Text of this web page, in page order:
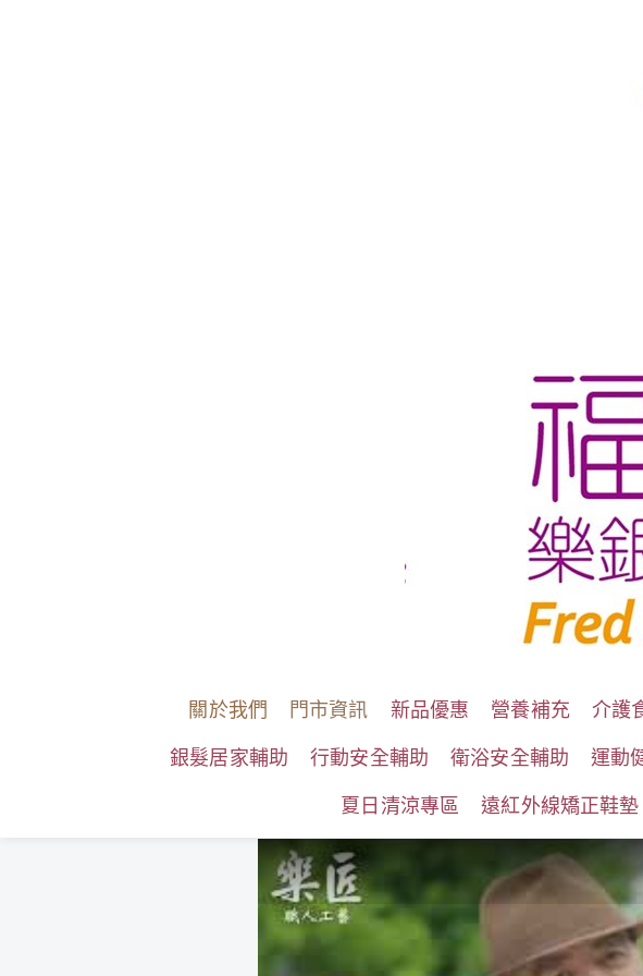
關於我們 門市資訊 新品優惠 營養補充 介護
銀髮居家輔助
行動安全輔助 衛浴安全輔助 運動
夏日清涼專區
遠紅外線矯正鞋墊